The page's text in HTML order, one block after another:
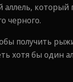
аллель, который
черного.
получить
хотя бы один